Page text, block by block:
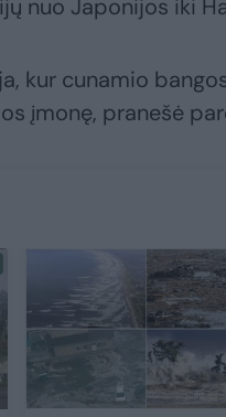
nuo Japonijos iki
kur cunamio
įmonę, pranešė